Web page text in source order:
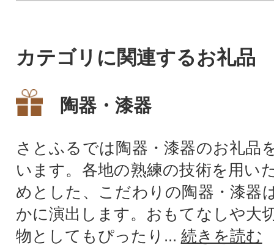
カテゴリに関連するお礼品
陶器・漆器
さとふるでは陶器・漆器のお礼品
います。各地の熟練の技術を用い
めとした、こだわりの陶器・漆器
かに演出します。おもてなしや大
物としてもぴったり... 続きを読む